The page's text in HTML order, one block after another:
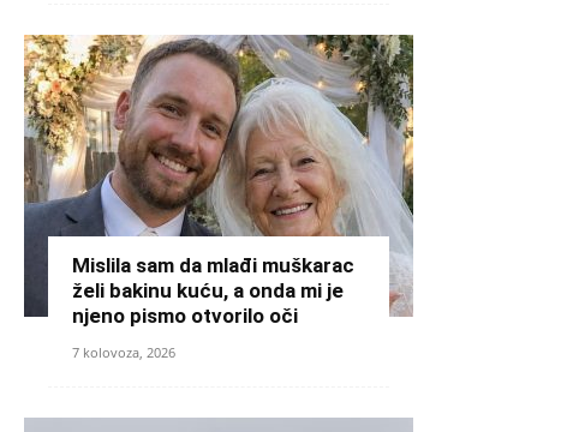
Mislila sam da mlađi muškarac
želi bakinu kuću, a onda mi je
njeno pismo otvorilo oči
7 kolovoza, 2026